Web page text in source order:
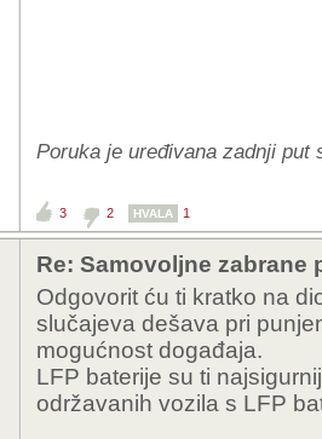
Poruka je uređivana zadnji put
3 2 HVALA 1
Re: Samovoljne
Odgovorit ću ti kratko na
slučajeva dešava pri
mogućnost događaja.
LFP baterije su ti
održavanih vozila s LFP